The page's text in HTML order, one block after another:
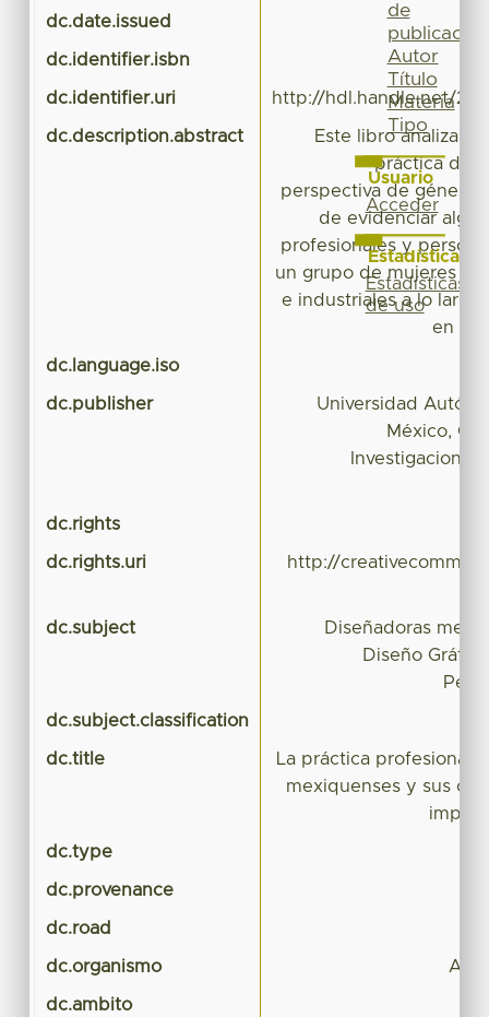
dc.date.issued
dc.identifier.isbn
dc.identifier.uri http://hdl.handle.net/
dc.description.abstract
Este libro analiza, a
práctica del
perspectiva de género.
de evidenciar
profesionales y
un grupo de mujeres
e industriales a lo largo
en el
dc.language.iso
dc.publisher
Universidad
México,
dc.rights
dc.rights.uri http://
dc.subject
Diseñadoras
Diseño
dc.subject.classification
dc.title
La práctica profesional
mexiquenses y sus
dc.type
dc.provenance
dc.road
dc.organismo
dc.ambito
de
publicación
Autor
Título
Materia
Tipo
Usuario
Acceder
Estadísticas
Estadísticas
de uso